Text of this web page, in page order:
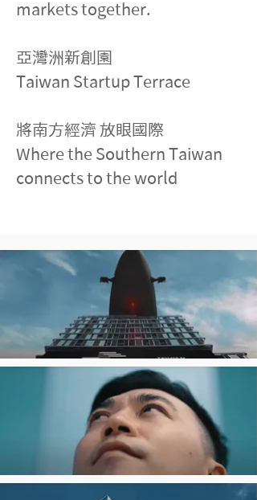
markets together.
亞灣洲新創園
Taiwan Startup Terrace
將南方經濟 放眼國際
Where the Southern Taiwan
connects to the world